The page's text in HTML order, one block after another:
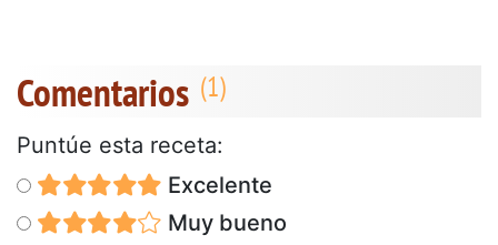
Comentarios
Puntúe esta receta:
Excelente
Muy bueno